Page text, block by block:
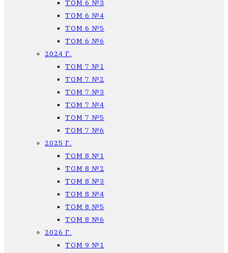
ТОМ 6 №3
ТОМ 6 №4
ТОМ 6 №5
ТОМ 6 №6
2024 Г.
ТОМ 7 №1
ТОМ 7 №2
ТОМ 7 №3
ТОМ 7 №4
ТОМ 7 №5
ТОМ 7 №6
2025 Г.
ТОМ 8 №1
ТОМ 8 №2
ТОМ 8 №3
ТОМ 8 №4
ТОМ 8 №5
ТОМ 8 №6
2026 Г.
ТОМ 9 №1